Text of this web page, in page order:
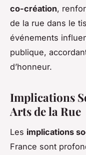
co-création,
de la rue dans le
événements
publique,
d’honneur.
Implications
Arts de la Rue
Les implications
France sont